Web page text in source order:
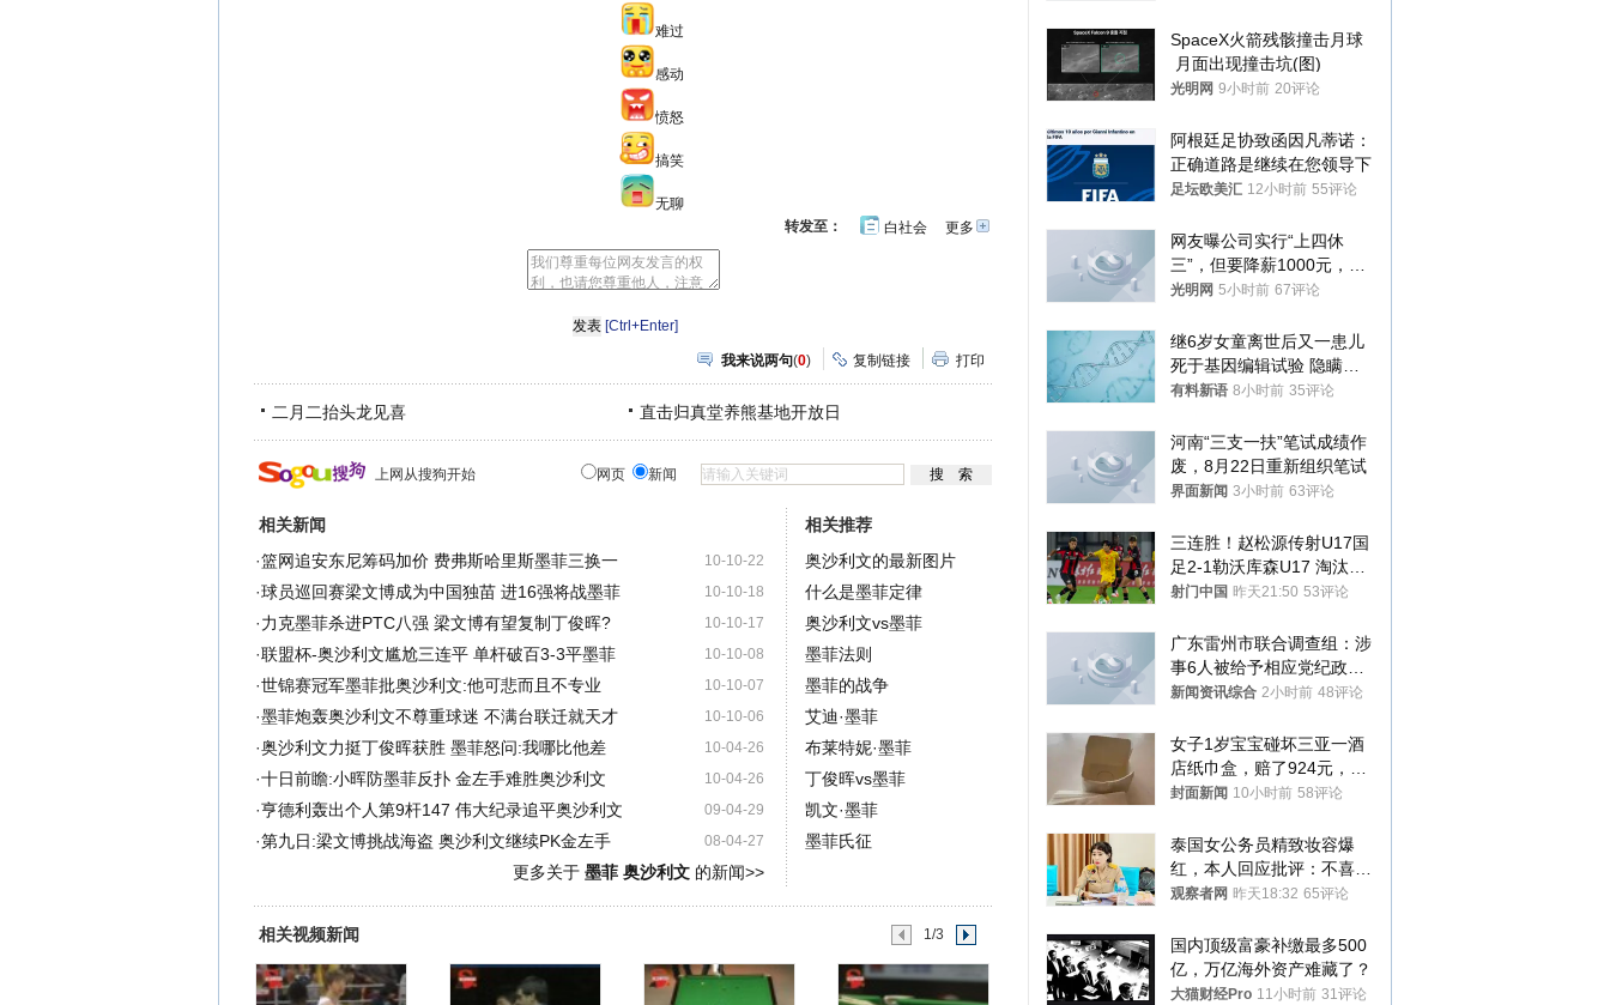
难过
感动
愤怒
搞笑
无聊
更多开
转发至： 白社会
[Ctrl+Enter]
我来说两句(0) 复制链接 打印
二月二抬头龙见喜 直击归真堂养熊基地开放日
上网从搜狗开始 网页 新闻
相关新闻
10-10-22
·篮网追安东尼筹码加价 费弗斯哈里斯墨菲三换一
10-10-18
·球员巡回赛梁文博成为中国独苗 进16强将战墨菲
10-10-17
·力克墨菲杀进PTC八强 梁文博有望复制丁俊晖?
10-10-08
·联盟杯-奥沙利文尴尬三连平 单杆破百3-3平墨菲
10-10-07
·世锦赛冠军墨菲批奥沙利文:他可悲而且不专业
10-10-06
·墨菲炮轰奥沙利文不尊重球迷 不满台联迁就天才
10-04-26
·奥沙利文力挺丁俊晖获胜 墨菲怒问:我哪比他差
10-04-26
·十日前瞻:小晖防墨菲反扑 金左手难胜奥沙利文
09-04-29
·亨德利轰出个人第9杆147 伟大纪录追平奥沙利文
08-04-27
·第九日:梁文博挑战海盗 奥沙利文继续PK金左手
更多关于 墨菲 奥沙利文的新闻>>
相关推荐
奥沙利文的最新图片
什么是墨菲定律
奥沙利文vs墨菲
墨菲法则
墨菲的战争
艾迪·墨菲
布莱特妮·墨菲
丁俊晖vs墨菲
凯文·墨菲
墨菲氏征
相关视频新闻 1/3
SpaceX火箭残骸撞击月球
月面出现撞击坑(图)
光明网 9小时前 20评论
阿根廷足协致函因凡蒂诺：
正确道路是继续在您领导下
足坛欧美汇 12小时前 55评论
网友曝公司实行“上四休
三”，但要降薪1000元，不
接受只能辞职
光明网 5小时前 67评论
继6岁女童离世后又一患儿
死于基因编辑试验 隐瞒一
年才对外披露
有料新语 8小时前 35评论
河南“三支一扶”笔试成绩作
废，8月22日重新组织笔试
界面新闻 3小时前 63评论
三连胜！赵松源传射U17国
足2-1勒沃库森U17 淘汰赛
将战河床
射门中国 昨天21:50 53评论
广东雷州市联合调查组：涉
事6人被给予相应党纪政务
处分和组织处理
新闻资讯综合 2小时前 48评论
女子1岁宝宝碰坏三亚一酒
店纸巾盒，赔了924元，发
帖吐槽后酒店退还一半的
封面新闻 10小时前 58评论
泰国女公务员精致妆容爆
红，本人回应批评：不喜欢
就别看
观察者网 昨天18:32 65评论
国内顶级富豪补缴最多500
亿，万亿海外资产难藏了？
大猫财经Pro 11小时前 31评论